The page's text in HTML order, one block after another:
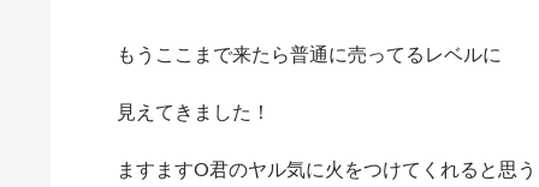
もうここまで来たら普通に売ってるレベルに
見えてきました！
ますますO君のヤル気に火をつけてくれると思